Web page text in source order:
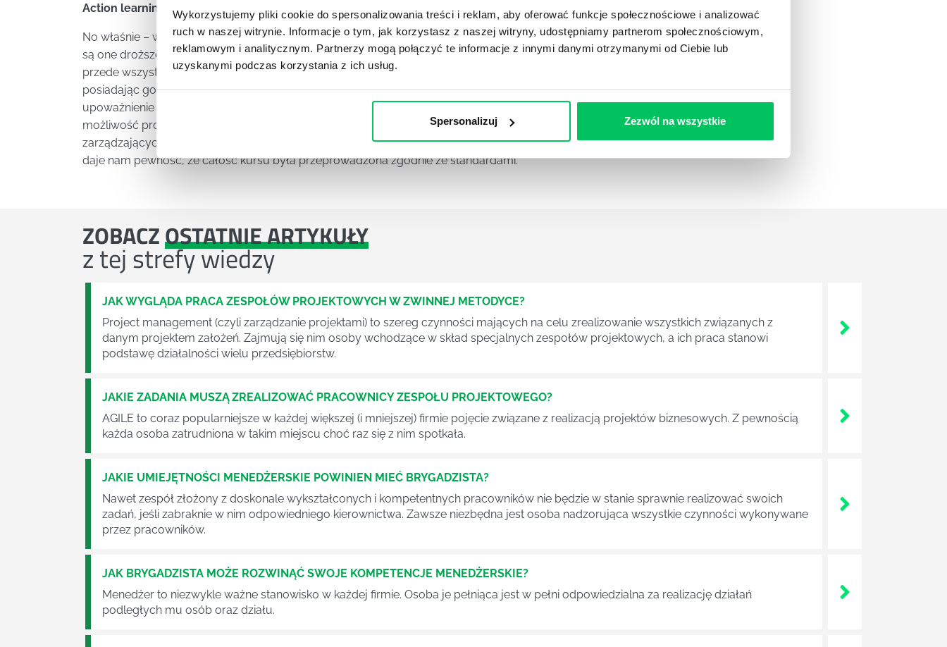
Wykorzystujemy pliki cookie do spersonalizowania treści i reklam, aby oferować funkcje społecznościowe i analizować
ruch w naszej witrynie. Informacje o tym, jak korzystasz z naszej witryny, udostępniamy partnerom społecznościowym,
reklamowym i analitycznym. Partnerzy mogą połączyć te informacje z innymi danymi otrzymanymi od Ciebie lub
uzyskanymi podczas korzystania z ich usług.
Spersonalizuj Zezwól na wszystkie
Action learning certyfikacja – co nam daje?
No właśnie – warto wybierać kursy action learning, po których otrzymujemy certyfikat. Oczywiście
są one droższe, jednak ich wartość jest nieporównywalnie większa. Warto bowiem zaznaczyć, że
przede wszystkim każda firma chętniej nas przyjmie, jeśli będziemy mieć certyfikat. Ponadto
posiadając go, będziemy wpisani na międzynarodową listę osób posiadających takie
upoważnienie oficjalne do zajmowania się metodą action learning. Oprócz tego zyskamy
możliwość profesjonalnej porady i pomocy zarówno od innych coachów jak i osób
zarządzających organizacją. Oczywiście nie mówiąc już o tym, żeaction learning certyfikacja
daje nam pewność, że całość kursu była przeprowadzona zgodnie ze standardami.
ZOBACZOSTATNIE ARTYKUŁY
z tej strefy wiedzy
JAK WYGLĄDA PRACA ZESPOŁÓW PROJEKTOWYCH W ZWINNEJ METODYCE?
Project management (czyli zarządzanie projektami) to szereg czynności mających na celu zrealizowanie wszystkich związanych z
danym projektem założeń. Zajmują się nim osoby wchodzące w skład specjalnych zespołów projektowych, a ich praca stanowi
podstawę działalności wielu przedsiębiorstw.
JAKIE ZADANIA MUSZĄ ZREALIZOWAĆ PRACOWNICY ZESPOŁU PROJEKTOWEGO?
AGILE to coraz popularniejsze w każdej większej (i mniejszej) firmie pojęcie związane z realizacją projektów biznesowych. Z pewnością
każda osoba zatrudniona w takim miejscu choć raz się z nim spotkała.
JAKIE UMIEJĘTNOŚCI MENEDŻERSKIE POWINIEN MIEĆ BRYGADZISTA?
Nawet zespół złożony z doskonale wykształconych i kompetentnych pracowników nie będzie w stanie sprawnie realizować swoich
zadań, jeśli zabraknie w nim odpowiedniego kierownictwa. Zawsze niezbędna jest osoba nadzorująca wszystkie czynności wykonywane
przez pracowników.
JAK BRYGADZISTA MOŻE ROZWINĄĆ SWOJE KOMPETENCJE MENEDŻERSKIE?
Menedżer to niezwykle ważne stanowisko w każdej firmie. Osoba je pełniąca jest w pełni odpowiedzialna za realizację działań
podległych mu osób oraz działu.